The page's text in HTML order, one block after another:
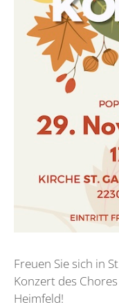
Freuen Sie sich in
Konzert des
Heimfeld!